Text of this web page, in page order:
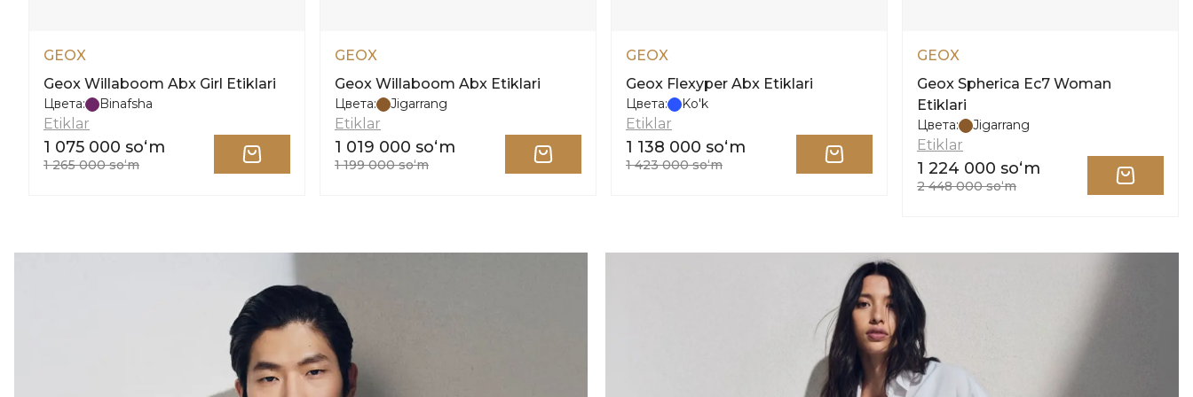
GEOX
Geox Willaboom Abx Girl Etiklari
Цвета: Binafsha
Etiklar
1 075 000 soʻm
1 265 000 soʻm
GEOX
Geox Willaboom Abx Etiklari
Цвета: Jigarrang
Etiklar
1 019 000 soʻm
1 199 000 soʻm
GEOX
Geox Flexyper Abx Etiklari
Цвета: Ko'k
Etiklar
1 138 000 soʻm
1 423 000 soʻm
GEOX
Geox Spherica Ec7 Woman
Etiklari
Цвета: Jigarrang
Etiklar
1 224 000 soʻm
2 448 000 soʻm